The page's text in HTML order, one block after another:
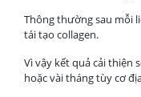
Thông thường sau mỗi
tái tạo collagen.
Vì vậy kết quả cải thiện
hoặc vài tháng tùy cơ